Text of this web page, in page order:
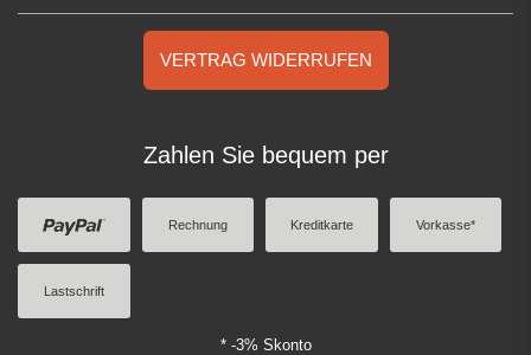
VERTRAG WIDERRUFEN
Zahlen Sie bequem per
Rechnung Kreditkarte Vorkasse*
Lastschrift
* -3% Skonto